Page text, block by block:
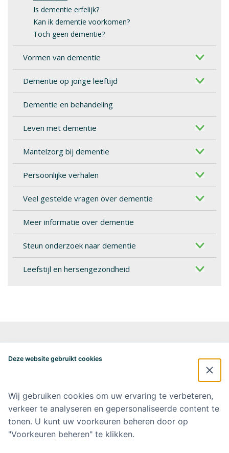
Is dementie erfelijk?
Kan ik dementie voorkomen?
Toch geen dementie?
Vormen van dementie
Dementie op jonge leeftijd
Dementie en behandeling
Leven met dementie
Mantelzorg bij dementie
Persoonlijke verhalen
Veel gestelde vragen over dementie
Meer informatie over dementie
Steun onderzoek naar dementie
Leefstijl en hersengezondheid
Postbus 7057
alzheimercentrum@amsterdamumc.nl
Doneer via: NL 42 INGB 0006 9052 76 Ten name van: Stichting Steun
Alzheimercentrum Amsterdam
Amsterdam UMC
Deze website gebruikt cookies
Wij gebruiken cookies om uw ervaring te verbeteren,
verkeer te analyseren en gepersonaliseerde content te
tonen. U kunt uw voorkeuren beheren door op
"Voorkeuren beheren" te klikken.